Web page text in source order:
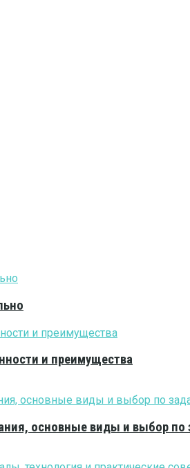
и преимущества
основные виды и выбор по